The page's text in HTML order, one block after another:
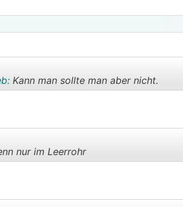
..
Kann man sollte man aber nicht.
..
nur im Leerrohr